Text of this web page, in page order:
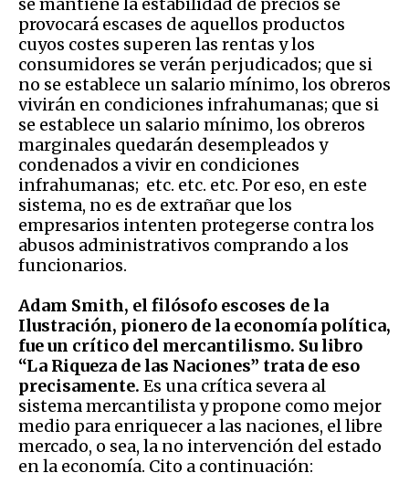
provocará escases de aquellos productos
cuyos costes superen las rentas y los
consumidores se verán perjudicados; que si
no se establece un salario mínimo, los obreros
vivirán en condiciones infrahumanas; que si
se establece un salario mínimo, los obreros
marginales quedarán desempleados y
condenados a vivir en condiciones
infrahumanas; etc. etc. etc. Por eso, en este
sistema, no es de extrañar que los
empresarios intenten protegerse contra los
abusos administrativos comprando a los
funcionarios.
Adam Smith, el filósofo escoses de la
Ilustración, pionero de la economía política,
fue un crítico del mercantilismo. Su libro
“La Riqueza de las Naciones” trata de eso
precisamente. Es una crítica severa al
sistema mercantilista y propone como mejor
medio para enriquecer a las naciones, el libre
mercado, o sea, la no intervención del estado
en la economía. Cito a continuación: